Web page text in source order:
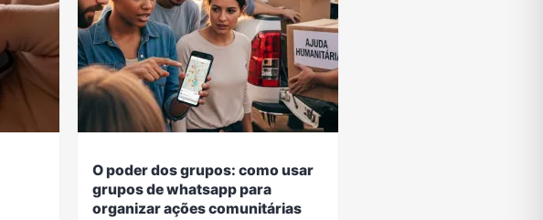
O poder dos grupos: como usar
grupos de whatsapp para
organizar ações comunitárias